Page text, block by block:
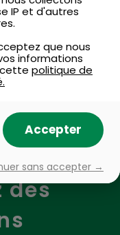
des
IP et d'autres
que nous
informations
politique de
Accepter
sans accepter →